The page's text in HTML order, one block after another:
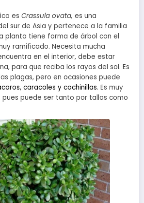
es Crassula ovata, es una
sur de Asia y pertenece a la familia
planta tiene forma de árbol con el
ramificado. Necesita mucha
en el interior, debe estar
para que reciba los rayos del sol. Es
plagas, pero en ocasiones puede
caracoles y cochinillas. Es muy
puede ser tanto por tallos como